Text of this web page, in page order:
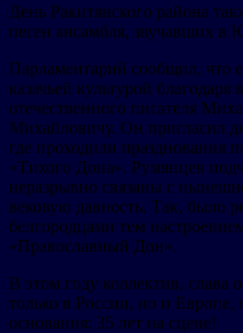
День Ракитянского района
песен ансамбля, звучавших в
Парламентарий сообщил, что
казачьей культурой
отечественного писателя
Михайловичу. Он пригласил
где проходили празднования
«Тихого Дона». Румянцев
неразрывно связаны с
вековую давность. Так, было
белгородцами тем
«Православный Дон».
В этом году коллектив, слава
только в России, но и Европе,
основания: 35 лет на сцене!